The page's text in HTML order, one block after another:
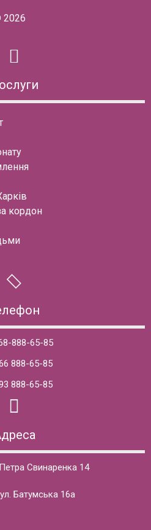
2026
кордон
888-65-85
888-65-85
888-65-85
Свинаренка 14
Батумська 16а